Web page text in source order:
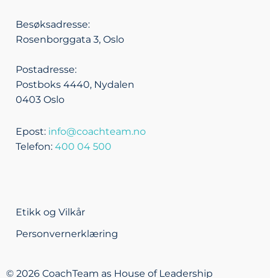
d
i
o
p
o
Besøksadresse:
Rosenborggata 3, Oslo
Postadresse:
Postboks 4440, Nydalen
0403 Oslo
Epost: info@coachteam.no
Telefon: 400 04 500
Etikk og Vilkår
Personvernerklæring
© 2026 CoachTeam as House of Leadership